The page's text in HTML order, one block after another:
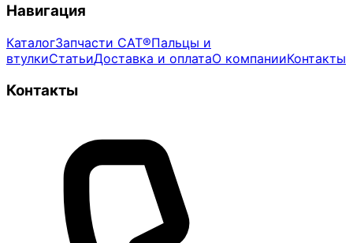
Навигация
КаталогЗапчасти CAT®Пальцы и
втулкиСтатьиДоставка и оплатаО компанииКонтакты
Контакты